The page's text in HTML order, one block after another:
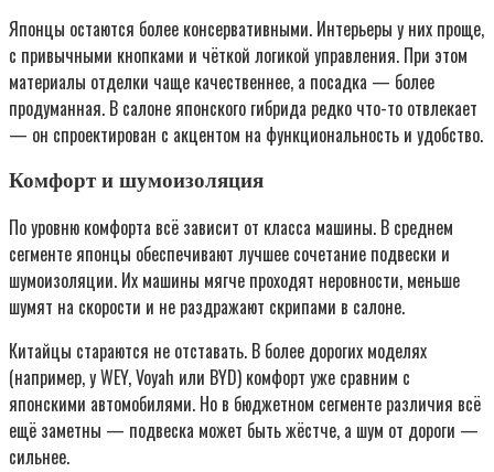
Японцы остаются более консервативными. Интерьеры у них проще,
с привычными кнопками и чёткой логикой управления. При этом
материалы отделки чаще качественнее, а посадка — более
продуманная. В салоне японского гибрида редко что-то отвлекает
— он спроектирован с акцентом на функциональность и удобство.
Комфорт и шумоизоляция
По уровню комфорта всё зависит от класса машины. В среднем
сегменте японцы обеспечивают лучшее сочетание подвески и
шумоизоляции. Их машины мягче проходят неровности, меньше
шумят на скорости и не раздражают скрипами в салоне.
Китайцы стараются не отставать. В более дорогих моделях
(например, у WEY, Voyah или BYD) комфорт уже сравним с
японскими автомобилями. Но в бюджетном сегменте различия всё
ещё заметны — подвеска может быть жёстче, а шум от дороги —
сильнее.